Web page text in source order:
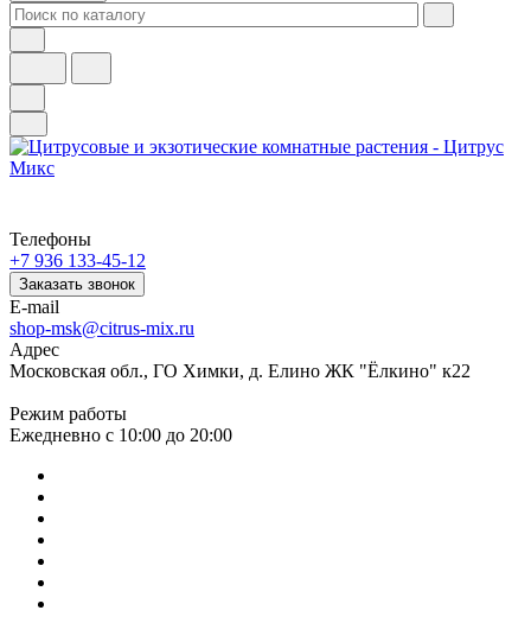
Телефоны
+7 936 133-45-12
Заказать звонок
E-mail
shop-msk@citrus-mix.ru
Адрес
Московская обл., ГО Химки, д. Елино ЖК "Ёлкино" к22
Режим работы
Ежедневно с 10:00 до 20:00